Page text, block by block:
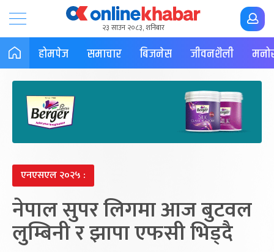
२३ साउन २०८३, शनिबार
होमपेज समाचार बिजनेस जीवनशैली
एनएसएल २०२५ :
नेपाल सुपर लिगमा आज बुटवल
लुम्बिनी र झापा एफसी भिड्दै